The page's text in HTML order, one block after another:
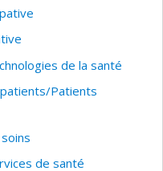
synthèses de
participatives.
de la santé
Patients
de santé